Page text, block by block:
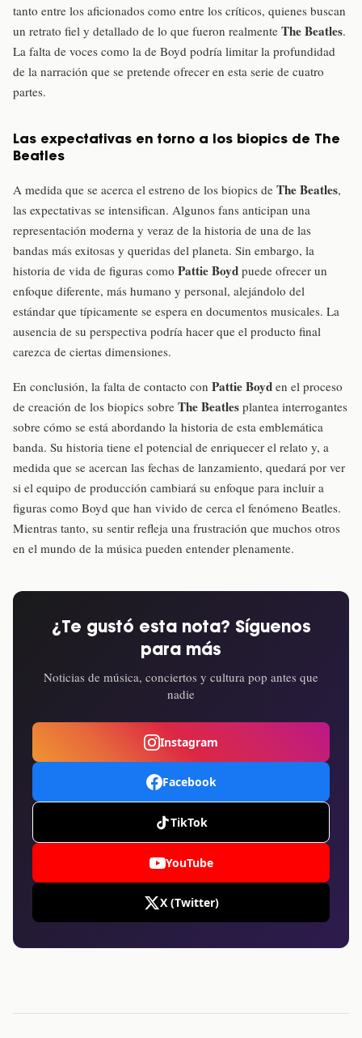
tanto entre los aficionados como entre los críticos, quienes buscan
un retrato fiel y detallado de lo que fueron realmente The Beatles.
La falta de voces como la de Boyd podría limitar la profundidad
de la narración que se pretende ofrecer en esta serie de cuatro
partes.
Las expectativas en torno a los biopics de The
Beatles
A medida que se acerca el estreno de los biopics de The Beatles,
las expectativas se intensifican. Algunos fans anticipan una
representación moderna y veraz de la historia de una de las
bandas más exitosas y queridas del planeta. Sin embargo, la
historia de vida de figuras como Pattie Boyd puede ofrecer un
enfoque diferente, más humano y personal, alejándolo del
estándar que típicamente se espera en documentos musicales. La
ausencia de su perspectiva podría hacer que el producto final
carezca de ciertas dimensiones.
En conclusión, la falta de contacto con Pattie Boyd en el proceso
de creación de los biopics sobre The Beatles plantea interrogantes
sobre cómo se está abordando la historia de esta emblemática
banda. Su historia tiene el potencial de enriquecer el relato y, a
medida que se acercan las fechas de lanzamiento, quedará por ver
si el equipo de producción cambiará su enfoque para incluir a
figuras como Boyd que han vivido de cerca el fenómeno Beatles.
Mientras tanto, su sentir refleja una frustración que muchos otros
en el mundo de la música pueden entender plenamente.
¿Te gustó esta nota? Síguenos
para más
Noticias de música, conciertos y cultura pop antes que
nadie
Instagram
Facebook
TikTok
YouTube
X (Twitter)